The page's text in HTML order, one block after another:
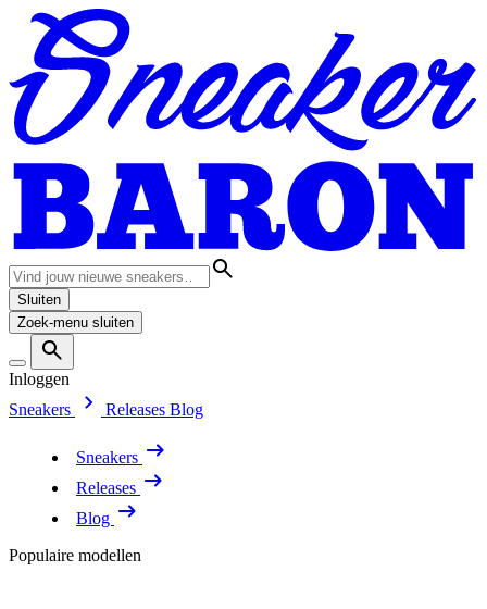
Sluiten
Zoek-menu sluiten
Inloggen
Sneakers
Releases Blog
Sneakers
Releases
Blog
Populaire modellen